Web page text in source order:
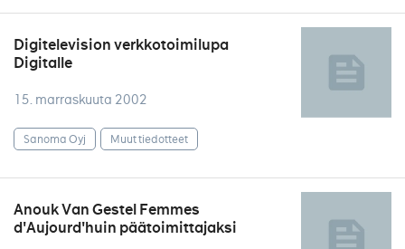
Digitelevision verkkotoimilupa
Digitalle
15. marraskuuta 2002
Sanoma Oyj Muut tiedotteet
Anouk Van Gestel Femmes
d'Aujourd'huin päätoimittajaksi